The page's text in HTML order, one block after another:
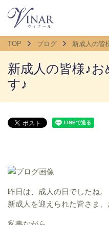
TOP ブログ 新成人の皆
新成人の皆様♪
す♪
昨日は、成人の日でしたね。
新成人を迎えられた皆さま、